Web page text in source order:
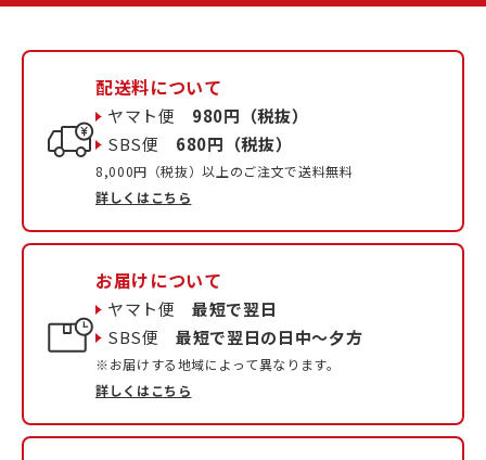
配送料について
ヤマト便 980円（税抜）
SBS便 680円（税抜）
8,000円（税抜）以上のご注文で送料無料
詳しくはこちら
お届けについて
ヤマト便最短で翌日
SBS便最短で翌日の日中〜夕方
※お届けする地域によって異なります。
詳しくはこちら